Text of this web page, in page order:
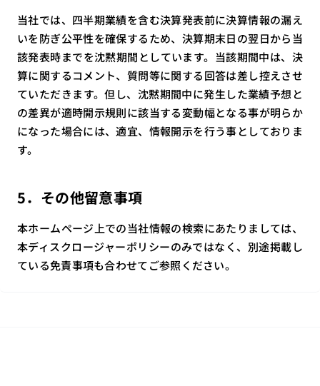
当社では、四半期業績を含む決算発表前に決算情報の漏え
いを防ぎ公平性を確保するため、決算期末日の翌日から当
該発表時までを沈黙期間としています。当該期間中は、決
算に関するコメント、質問等に関する回答は差し控えさせ
ていただきます。但し、沈黙期間中に発生した業績予想と
の差異が適時開示規則に該当する変動幅となる事が明らか
になった場合には、適宜、情報開示を行う事としておりま
す。
5．その他留意事項
本ホームページ上での当社情報の検索にあたりましては、
本ディスクロージャーポリシーのみではなく、別途掲載し
ている免責事項も合わせてご参照ください。